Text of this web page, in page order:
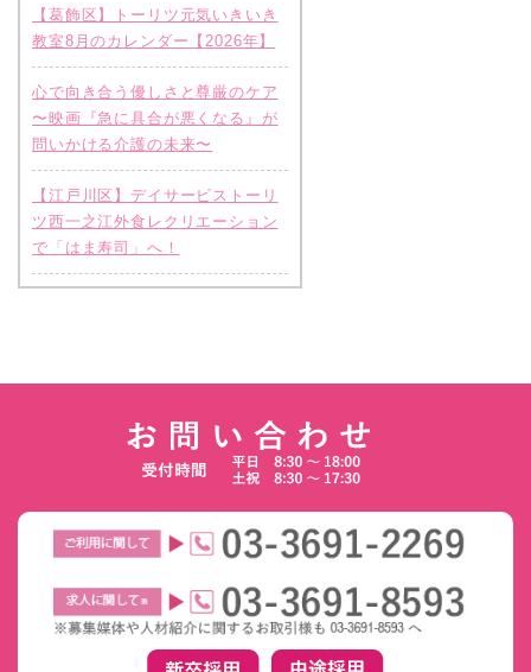
【葛飾区】トーリツ元気いきいき
教室8月のカレンダー【2026年】
心で向き合う優しさと尊厳のケア
〜映画『急に具合が悪くなる』が
問いかける介護の未来〜
【江戸川区】デイサービストーリ
ツ西一之江外食レクリエーション
で「はま寿司」へ！